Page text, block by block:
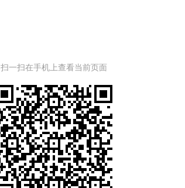
扫一扫在手机上查看当前页面